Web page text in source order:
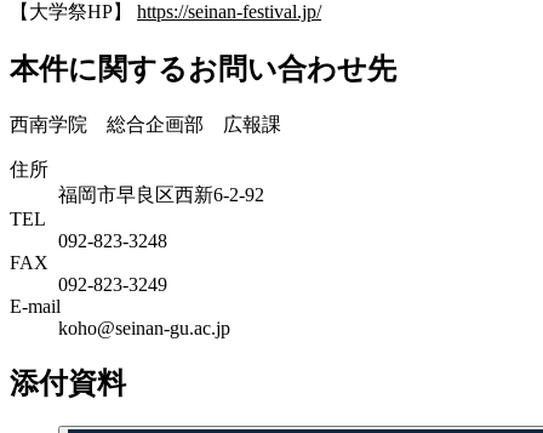
【大学祭HP】 https://seinan-festival.jp/
本件に関するお問い合わせ先
西南学院 総合企画部 広報課
住所
福岡市早良区西新6-2-92
TEL
092-823-3248
FAX
092-823-3249
E-mail
koho@seinan-gu.ac.jp
添付資料